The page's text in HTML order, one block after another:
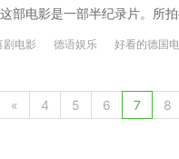
Kampf gegen das
vom Drogenboss Tremaine
绳之于法。另一方面，希望离
德国电影，学地道德语，
电影是一部半纪录片。所
剧电影 德语娱乐 好看的德国
« 4 5 6 7 8